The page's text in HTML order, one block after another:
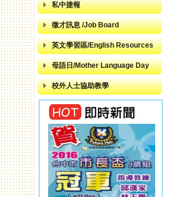
私中捷報
徵才訊息 /Job Board
英文學習區/English Resources
母語日/Mother Language Day
校外人士協助教學